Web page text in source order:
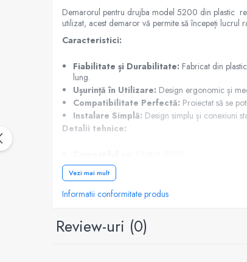
Masini tuns animale
Mori & Batoze
Motocultoare
Zdrobitori si Teascuri fructe
Piese atomizoare
Piese compresor
Piese generatoare
Demarorul pentru drujba model 5200 din plastic
utilizat, acest demaror vă permite să începeți lucrul
Caracteristici:
Fiabilitate și Durabilitate: Fabricat din
lung.
Ușurință în Utilizare: Design ergonomic și
Compatibilitate Perfectă: Proiectat să se
Instalare Simplă: Design simplu și conexiuni
Detalii tehnice:
Continut pachet:
1 x Demaror drujba 5200 din plastic
Vezi mai mult
Informatii conformitate produs
Review-uri (0)